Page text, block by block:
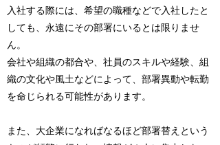
入社する際には、希望の職種などで入社したと
しても、永遠にその部署にいるとは限りませ
ん。
会社や組織の都合や、社員のスキルや経験、組
織の文化や風土などによって、部署異動や転勤
を命じられる可能性があります。
また、大企業になればなるほど部署替えという